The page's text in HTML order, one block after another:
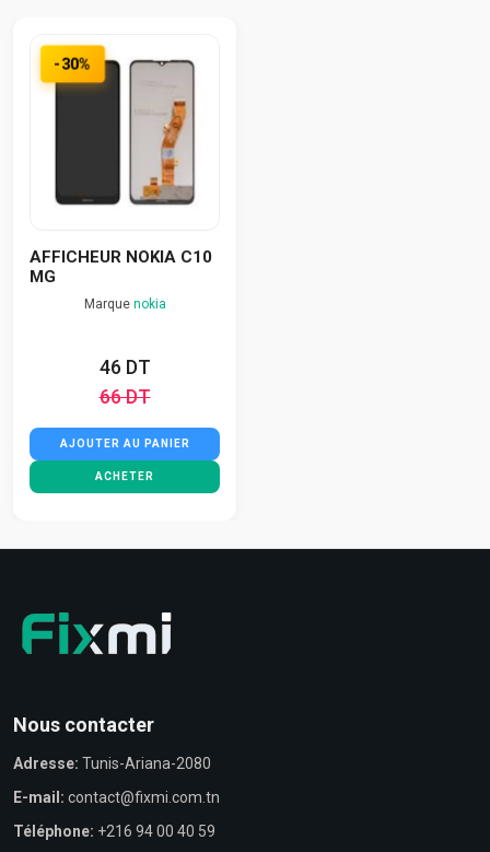
-30%
AFFICHEUR NOKIA C10
MG
Marque nokia
46 DT
66 DT
AJOUTER AU PANIER
ACHETER
Nous contacter
Adresse: Tunis-Ariana-2080
E-mail: contact@fixmi.com.tn
Téléphone: +216 94 00 40 59